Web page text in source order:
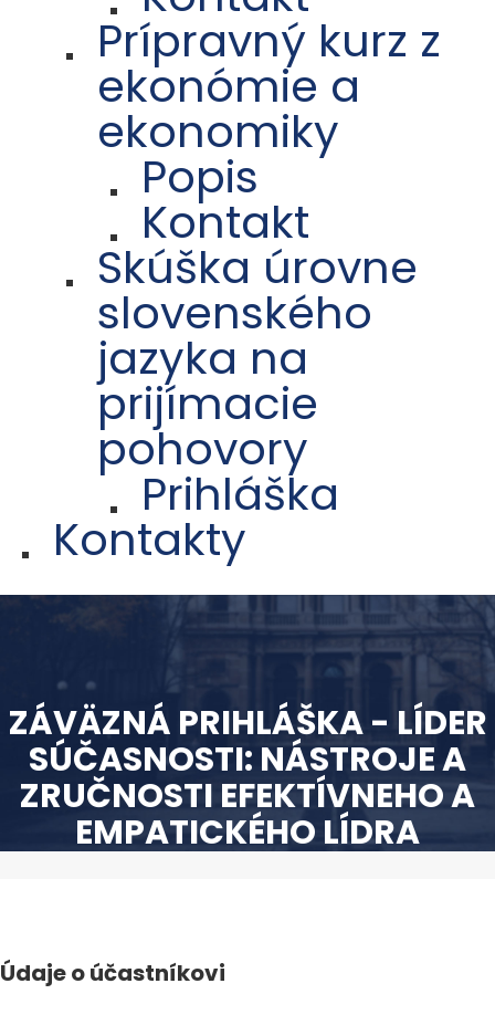
Prípravný kurz z
ekonómie a
ekonomiky
Popis
Kontakt
Skúška úrovne
slovenského
jazyka na
prijímacie
pohovory
Prihláška
Kontakty
ZÁVÄZNÁ PRIHLÁŠKA - LÍDER
SÚČASNOSTI: NÁSTROJE A
ZRUČNOSTI EFEKTÍVNEHO A
EMPATICKÉHO LÍDRA
Údaje o účastníkovi